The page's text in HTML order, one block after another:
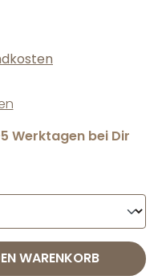
Werktagen bei Dir
WARENKORB